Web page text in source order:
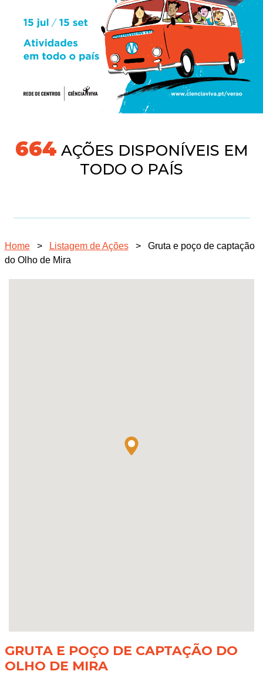
718AÇÕES DISPONÍVEIS EM
TODO O PAÍS
Home > Listagem de Ações >
Gruta e poço de captação
do Olho de Mira
GRUTA E POÇO DE CAPTAÇÃO DO
OLHO DE MIRA